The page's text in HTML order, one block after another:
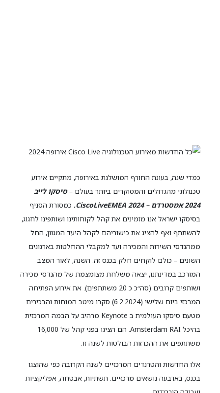
כמדי שנה, בעונת החורף המושלגת באירופה, מתקיים אירוע
טכנולוגי מהגדולים והמסוקרים ביותר בעולם –סיסקו לייב
2024 אמסטרדם – CiscoLiveEMEA 2024.
כמסורת הסניף
בסיסקו ישראל אנו מזמינים את קהל לקוחותינו ושותפינו לחגוג,
להשתתף ואף להציג את כישוריהם לקהל היעד המגוון, החל
ממהנדסי השירות והמכירה ועד למקבלי ההחלטות בארגונים
השונים – כולם לוקחים חלק בכנס זה. השנה, לאור המצב
המורכב במדינתנו, יצאה משלחת מצומצמת של מהנדסי מכירה
ושותפים קרובים (סה״כ כ 20 משתתפים). את אירוע הפתיחה
המרכזי ביום שלישי (6.2.2024) סקרו מיטב המוחות והבכירים
מטעם סיסקו העולמית ב Keynote מרהיב על הבמה המרכזית
בהיכל Amsterdam RAI. הם הציגו בפני קהל של 16,000
משתתפים את ההכרזות הבולטות לשנה זו.
אלו החדשות והטרנדים המרכזיים לשנה הקרובה כפי שהוצגו
בכנס, בארבעה נושאים מרכזיים: תשתיות, אבטחה, אפליקציות